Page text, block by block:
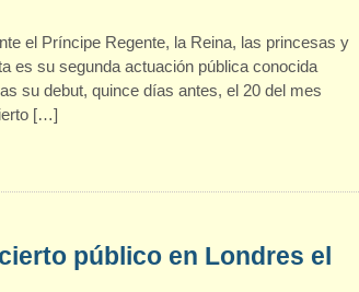
el Príncipe Regente, la Reina, las princesas y
es su segunda actuación pública conocida
su debut, quince días antes, el 20 del mes
[…]
público en Londres el